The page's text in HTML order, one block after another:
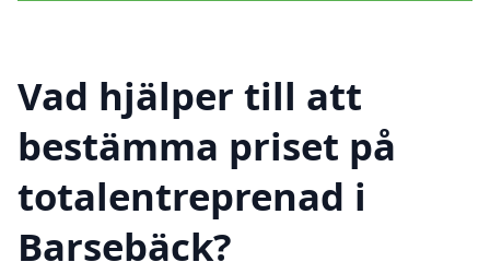
Vad hjälper till att
bestämma priset på
totalentreprenad i
Barsebäck?